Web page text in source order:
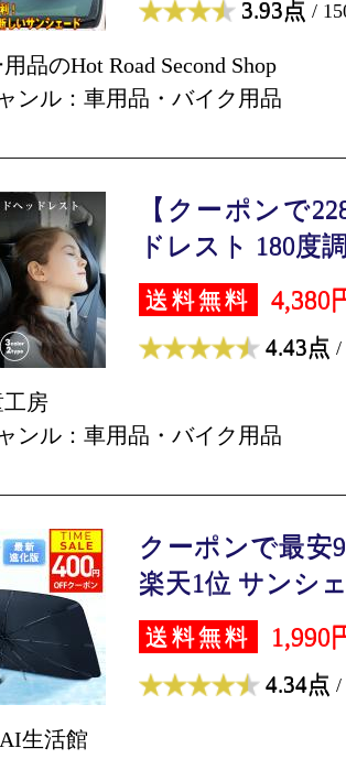
3.93点 /
品のHot Road Second Shop
ンル：車用品・バイク用品
【クーポンで
ドレスト 180度
送料無料 4,380
4.43点 /
工房
ンル：車用品・バイク用品
クーポンで最安
楽天1位 サンシ
送料無料 1,990
4.34点 /
生活館